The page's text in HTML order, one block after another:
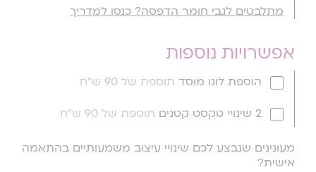
מתלבטים לגבי חומר הדפסה? כנסו למדריך
אפשרויות נוספות
הוספת לוגו מוסד תוספת של 90 ש"ח
2 שינויי טקסט קטנים תוספת של 90 ש"ח
מעונינים שנבצע לכם שינויי עיצוב משמעותיים בהתאמה
אישית?